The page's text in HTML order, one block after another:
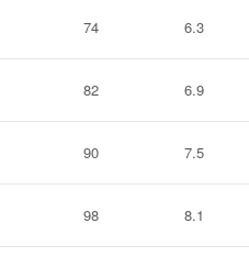
74 6.3
82 6.9
90 7.5
98 8.1